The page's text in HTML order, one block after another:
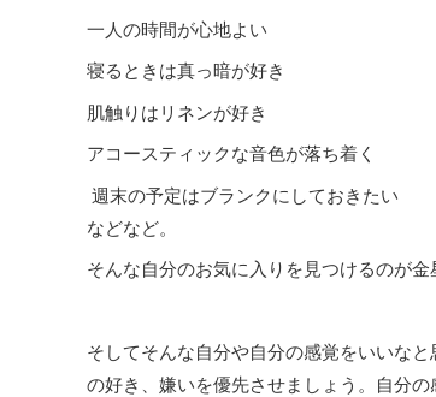
一人の時間が心地よい
寝るときは真っ暗が好き
肌触りはリネンが好き
アコースティックな音色が落ち着く
週末の予定はブランクにしておきたい
などなど。
そんな自分のお気に入りを見つけるのが金
そしてそんな自分や自分の感覚をいいな
の好き、嫌いを優先させましょう。自分